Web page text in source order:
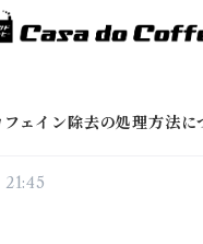
ェイン除去の処理方法に